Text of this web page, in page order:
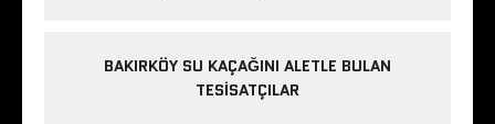
BAKIRKÖY SU KAÇAĞINI ALETLE BULAN
TESISATÇILAR